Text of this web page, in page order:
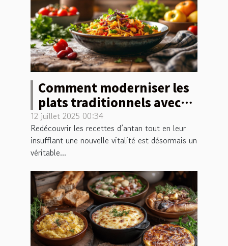
Comment moderniser les
plats traditionnels avec
une touche d'originalité?
12 juillet 2025 00:34
Redécouvrir les recettes d’antan tout en leur
insufflant une nouvelle vitalité est désormais un
véritable...